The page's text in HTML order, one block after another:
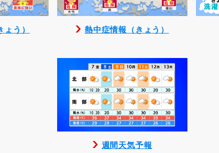
う） 熱中症情報（きょう）
週間天気予報